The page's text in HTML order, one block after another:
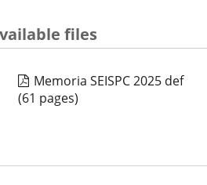
files
Memoria SEISPC 2025 def
(61 pages)